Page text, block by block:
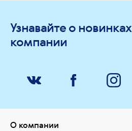
Узнавайте о
компании
О компании